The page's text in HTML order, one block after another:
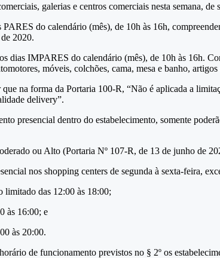
galerias e centros comerciais nesta semana,
do calendário (mês), de 10h às 16h,
2020.
IMPARES do calendário (mês), de 10h às 16h.
móveis, colchões, cama, mesa e banho,
na forma da Portaria 100-R, “Não é aplicada a
delivery”.
presencial dentro do estabelecimento, somente
ou Alto (Portaria Nº 107-R, de 13 de junho de
nos shopping centers de segunda à sexta-feira,
limitado das 12:00 às 18:00;
às 16:00; e
às 20:00.
de funcionamento previstos no § 2º os